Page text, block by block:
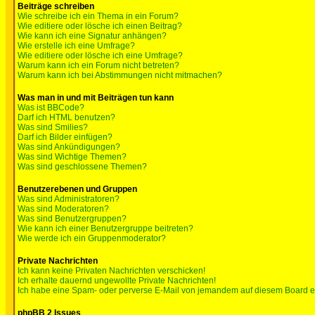
Beiträge schreiben
Wie schreibe ich ein Thema in ein Forum?
Wie editiere oder lösche ich einen Beitrag?
Wie kann ich eine Signatur anhängen?
Wie erstelle ich eine Umfrage?
Wie editiere oder lösche ich eine Umfrage?
Warum kann ich ein Forum nicht betreten?
Warum kann ich bei Abstimmungen nicht mitmachen?
Was man in und mit Beiträgen tun kann
Was ist BBCode?
Darf ich HTML benutzen?
Was sind Smilies?
Darf ich Bilder einfügen?
Was sind Ankündigungen?
Was sind Wichtige Themen?
Was sind geschlossene Themen?
Benutzerebenen und Gruppen
Was sind Administratoren?
Was sind Moderatoren?
Was sind Benutzergruppen?
Wie kann ich einer Benutzergruppe beitreten?
Wie werde ich ein Gruppenmoderator?
Private Nachrichten
Ich kann keine Privaten Nachrichten verschicken!
Ich erhalte dauernd ungewollte Private Nachrichten!
Ich habe eine Spam- oder perverse E-Mail von jemandem auf diesem Board
phpBB 2 Issues